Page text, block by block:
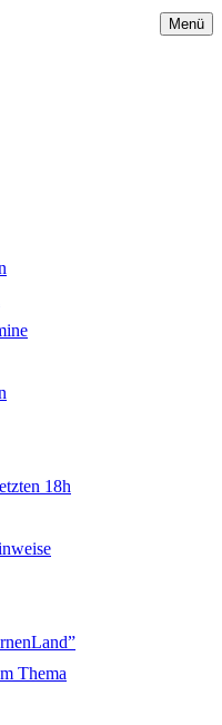
Menü
18h
Thema